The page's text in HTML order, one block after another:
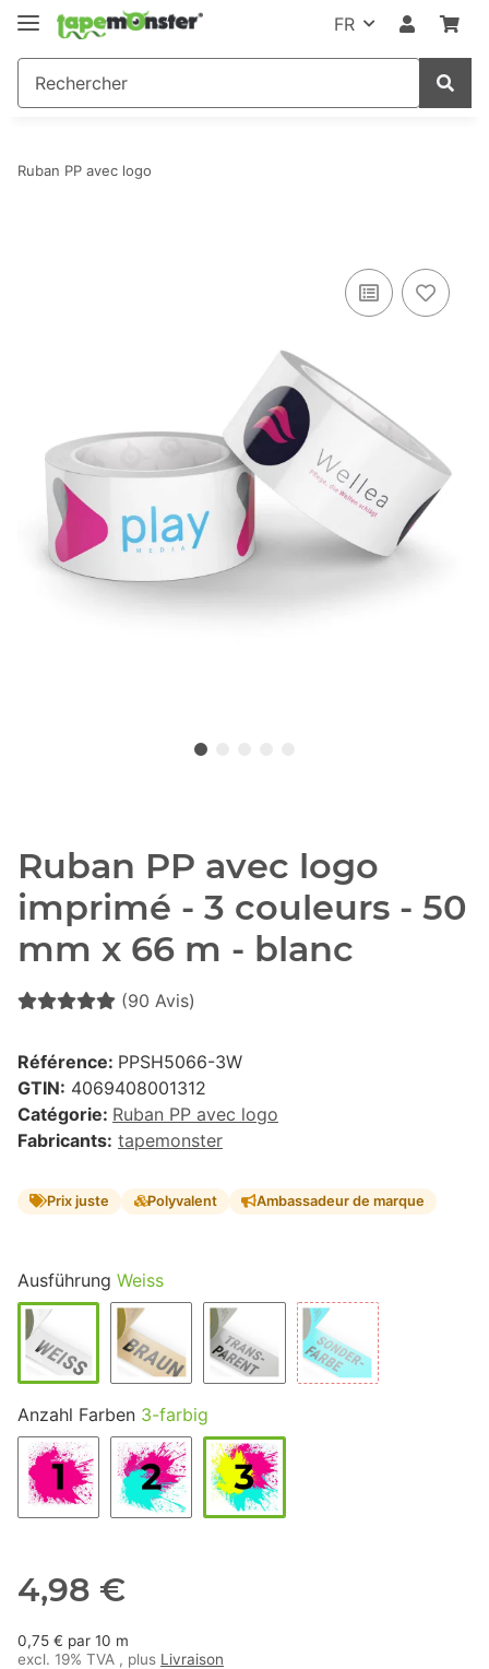
FR
Ruban PP avec logo
Ruban PP avec logo
imprimé - 3 couleurs - 50
mm x 66 m - blanc
(90 Avis)
Référence: PPSH5066-3W
GTIN: 4069408001312
Catégorie: Ruban PP avec logo
Fabricants: tapemonster
Prix juste Polyvalent Ambassadeur de marque
Ausführung Weiss
Anzahl Farben 3-farbig
4,98 €
0,75 € par 10 m
excl. 19% TVA , plus Livraison